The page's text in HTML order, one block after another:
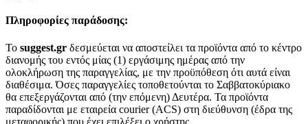
Πληροφορίες παράδοσης:
To suggest.gr δεσμεύεται να αποστείλει τα προϊόντα από το κέντρο
διανομής του εντός μίας (1) εργάσιμης ημέρας από την
ολοκλήρωση της παραγγελίας, με την προϋπόθεση ότι αυτά είναι
διαθέσιμα. Όσες παραγγελίες τοποθετούνται το Σαββατοκύριακο
θα επεξεργάζονται από (την επόμενη) Δευτέρα. Τα προϊόντα
παραδίδονται με εταιρεία courier (ACS) στη διεύθυνση (έδρα της
μεταφορικής) που έχει επιλέξει ο χρήστης.